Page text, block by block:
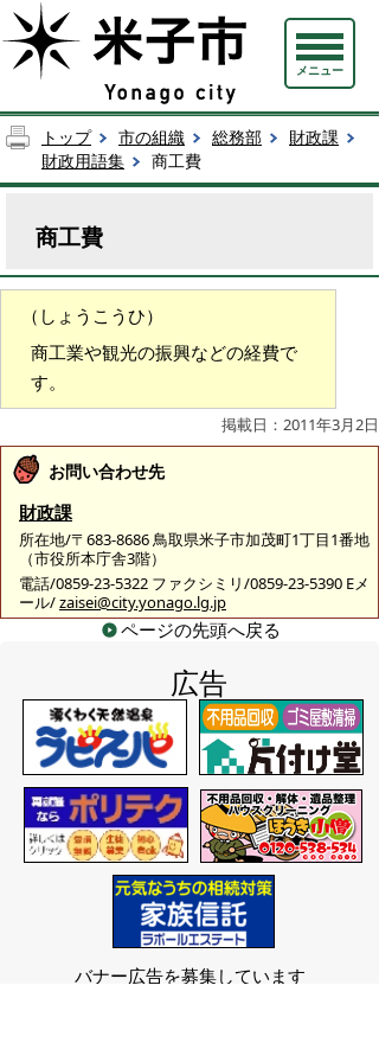
メニュー
トップ 市の組織 総務部
財政課
財政用語集
商工費
商工費
（しょうこうひ）
商工業や観光の振興などの経費で
す。
掲載日：2011年3月2日
お問い合わせ先
財政課
所在地/〒683-8686 鳥取県米子市加茂町1丁目1番地
（市役所本庁舎3階）
電話/0859-23-5322 ファクシミリ/0859-23-5390 Eメ
ール/zaisei@city.yonago.lg.jp
ページの先頭へ戻る
広告
バナー広告を募集しています